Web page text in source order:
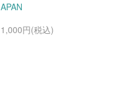
APAN
1,000円(税込)